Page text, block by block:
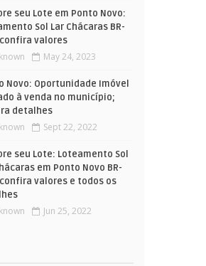
seu Lote em Ponto Novo:
Sol Lar Chácaras BR-
valores
May 24, 2023
Novo: Oportunidade Imóvel
à venda no município;
detalhes
Sept 22, 2022
seu Lote: Loteamento Sol
em Ponto Novo BR-
valores e todos os
Jun 25, 2022